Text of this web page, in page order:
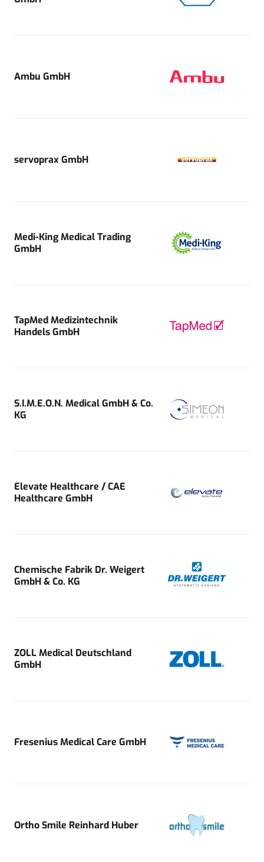
Ambu GmbH
servoprax GmbH
Medi-King Medical Trading
GmbH
TapMed Medizintechnik
Handels GmbH
S.I.M.E.O.N. Medical GmbH & Co.
KG
Elevate Healthcare / CAE
Healthcare GmbH
Chemische Fabrik Dr. Weigert
GmbH & Co. KG
ZOLL Medical Deutschland
GmbH
Fresenius Medical Care GmbH
Ortho Smile Reinhard Huber